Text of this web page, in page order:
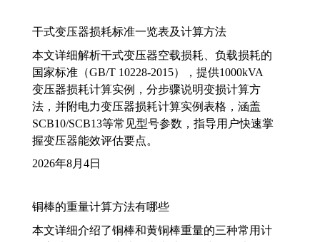
干式变压器损耗标准一览表及计算方法
本文详细解析干式变压器空载损耗、负载损耗的
国家标准（GB/T 10228-2015），提供1000kVA
变压器损耗计算实例，分步骤说明变损计算方
法，并附电力变压器损耗计算实例表格，涵盖
SCB10/SCB13等常见型号参数，指导用户快速掌
握变压器能效评估要点。
2026年8月4日
铜棒的重量计算方法有哪些
本文详细介绍了铜棒和黄铜棒重量的三种常用计